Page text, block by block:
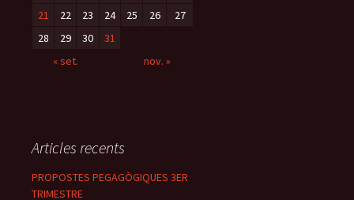
« set. nov. »
21
22 23 24 25 26
27
28
29 30 31
Articles recents
PROPOSTES PEGAGÒGIQUES 3ER
TRIMESTRE